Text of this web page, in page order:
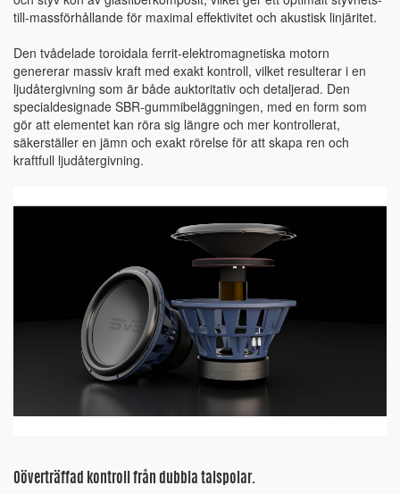
till-massförhållande för maximal effektivitet och akustisk linjäritet.
Den tvådelade toroidala ferrit-elektromagnetiska motorn
genererar massiv kraft med exakt kontroll, vilket resulterar i en
ljudåtergivning som är både auktoritativ och detaljerad. Den
specialdesignade SBR-gummibeläggningen, med en form som
gör att elementet kan röra sig längre och mer kontrollerat,
säkerställer en jämn och exakt rörelse för att skapa ren och
kraftfull ljudåtergivning.
Oöverträffad kontroll från dubbla talspolar.